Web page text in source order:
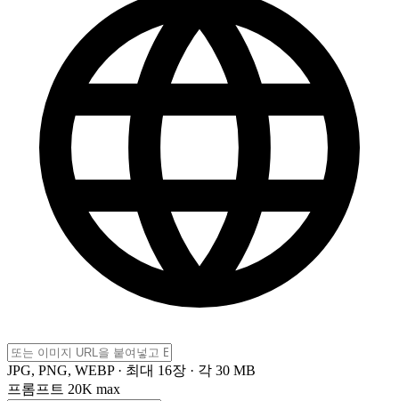
JPG, PNG, WEBP · 최대 16장 · 각 30 MB
프롬프트 20K max